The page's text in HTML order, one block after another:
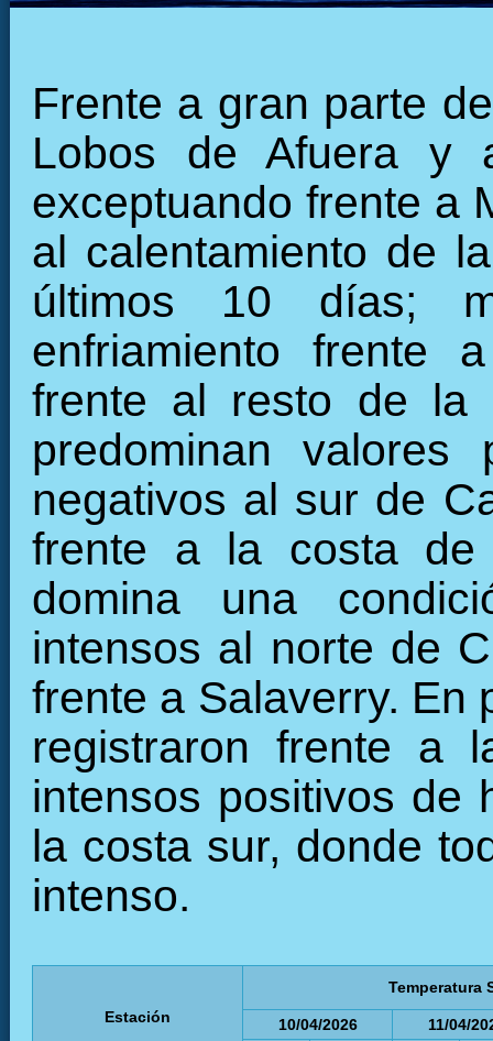
Frente a gran parte
Lobos de Afuera y
exceptuando frente a
al calentamiento de
últimos 10 días;
enfriamiento frente
frente al resto de la
predominan
negativos al sur de
frente a la costa de
domina una
intensos al norte de
frente a Salaverry. En
registraron frente a
intensos positivos de
la costa sur, donde
intenso.
Estación
Temperatura
10/04/2026 11/04/